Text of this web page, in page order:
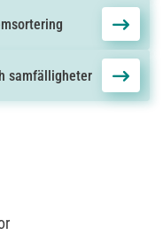
samfälligheter